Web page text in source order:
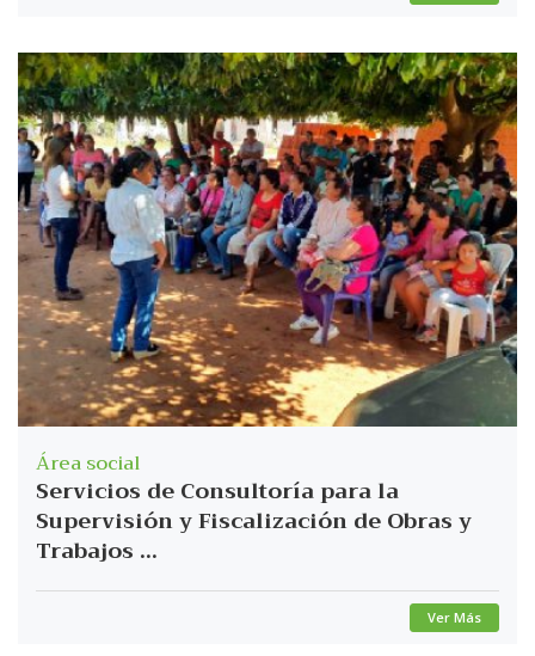
Área social
Servicios de Consultoría para la
Supervisión y Fiscalización de Obras y
Trabajos ...
Ver Más